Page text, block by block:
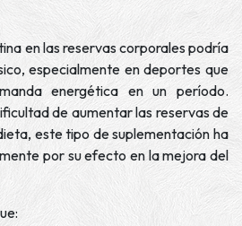
en las reservas corporales podría
especialmente en deportes que
energética en un período.
de aumentar las reservas de
este tipo de suplementación ha
por su efecto en la mejora del